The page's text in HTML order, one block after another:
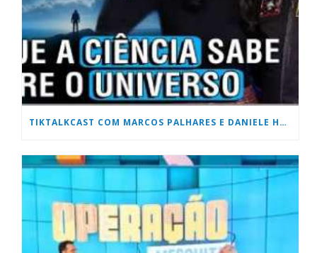
TIKTALKCAST COM MARCOS PALHARES E DANIELE HONORATO